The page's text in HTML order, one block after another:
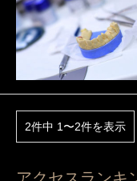
2件中 1〜2件を表示